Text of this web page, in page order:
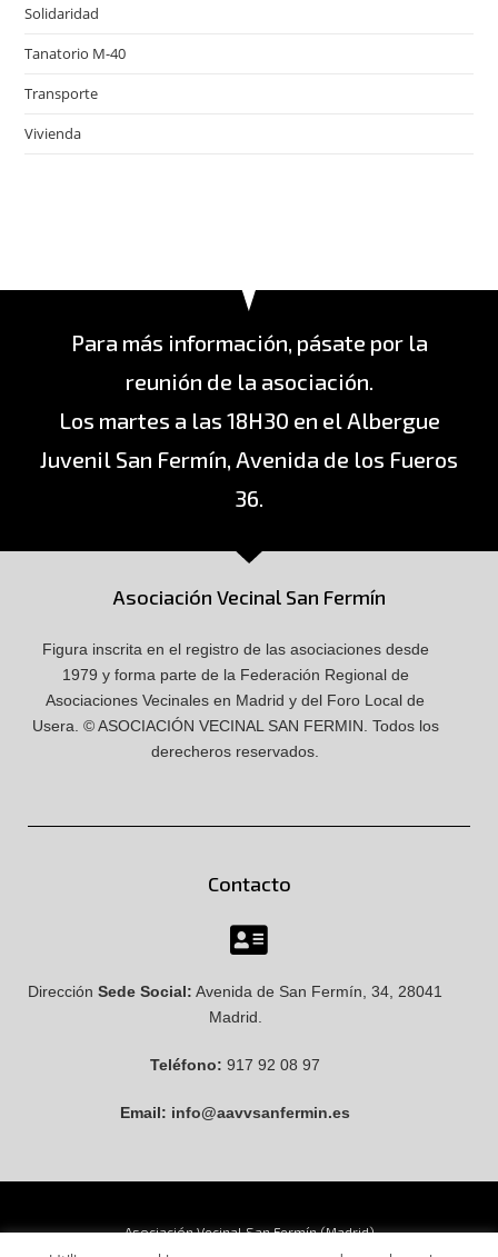
Solidaridad
Tanatorio M-40
Transporte
Vivienda
Para más información, pásate por la
reunión de la asociación.
Los martes a las 18H30 en el Albergue
Juvenil San Fermín, Avenida de los Fueros
36.
Asociación Vecinal San Fermín
Figura inscrita en el registro de las asociaciones desde
1979 y forma parte de la Federación Regional de
Asociaciones Vecinales en Madrid y del Foro Local de
Usera. © ASOCIACIÓN VECINAL SAN FERMIN. Todos los
derecheros reservados.
Contacto
Dirección Sede Social: Avenida de San Fermín, 34, 28041
Madrid.
Teléfono: 917 92 08 97
Email: info@aavvsanfermin.es
Asociación Vecinal San Fermín (Madrid)